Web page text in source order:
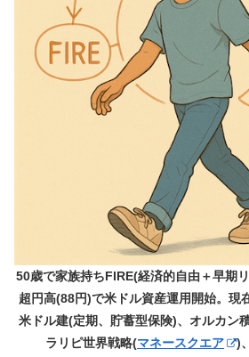
50歳で家族持ちFIRE(経済的自由＋早期
超円高(88円)で米ドル資産運用開始。現
米ドル建(定期、貯蓄型保険)、オルカン
ラリピ世界戦略(マネースクエア
)